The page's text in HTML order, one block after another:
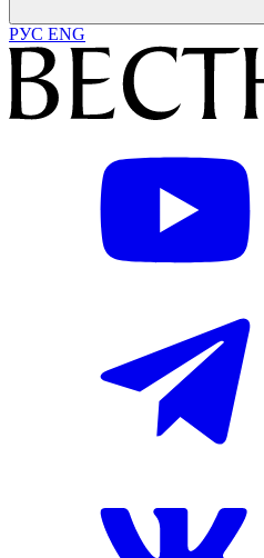
РУС ENG